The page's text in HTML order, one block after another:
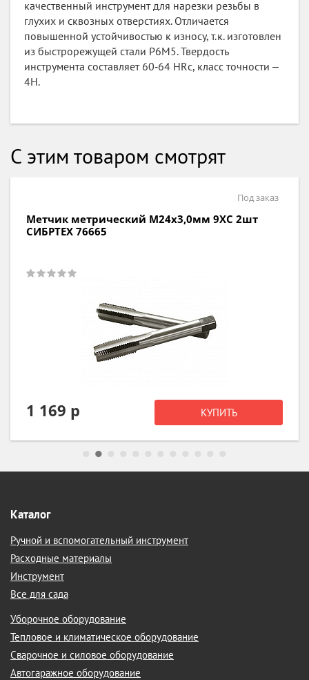
качественный инструмент для нарезки резьбы в
глухих и сквозных отверстиях. Отличается
повышенной устойчивостью к износу, т.к. изготовлен
из быстрорежущей стали Р6М5. Твердость
инструмента составляет 60‐64 HRс, класс точности ‒
4H.
С этим товаром смотрят
Под заказ
Метчик метрический М14х1,25мм 9ХС 2шт
СИБРТЕХ 76635
507 р КУПИТЬ
Каталог
Ручной и вспомогательный инструмент
Расходные материалы
Инструмент
Все для сада
Уборочное оборудование
Тепловое и климатическое оборудование
Сварочное и силовое оборудование
Автогаражное оборудование